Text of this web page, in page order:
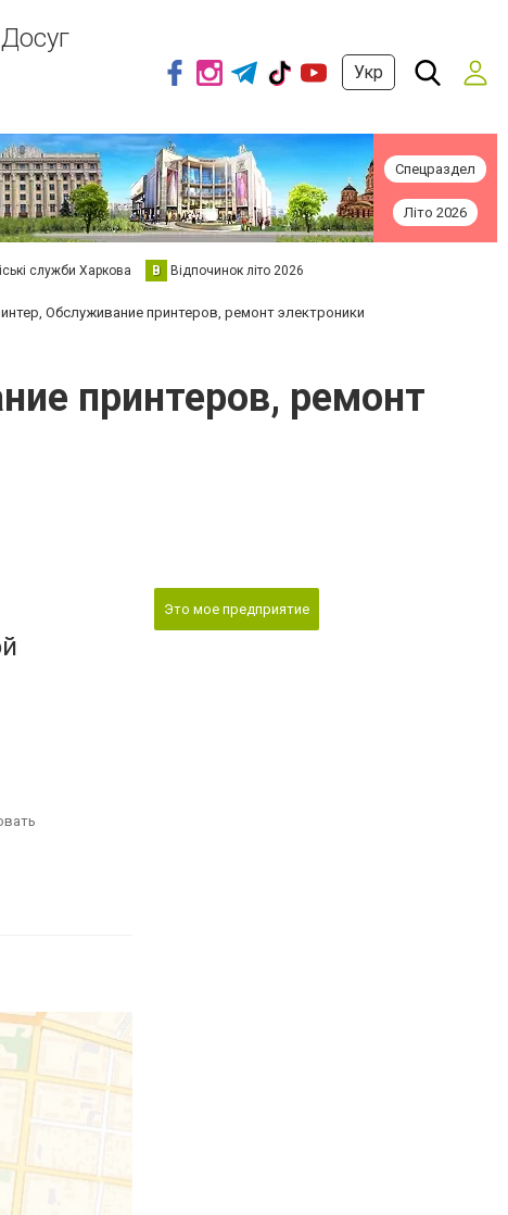
Досуг
Укр
Спецраздел
Літо 2026
служби Харкова В Відпочинок літо 2026
Обслуживание принтеров, ремонт электроники
принтеров, ремонт
Это мое предприятие